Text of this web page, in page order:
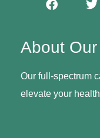
About
Our full-spectrum
elevate your